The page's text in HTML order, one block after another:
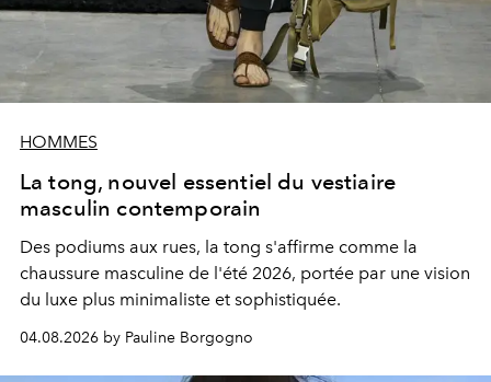
HOMMES
La tong, nouvel essentiel du vestiaire
masculin contemporain
Des podiums aux rues, la tong s'affirme comme la
chaussure masculine de l'été 2026, portée par une vision
du luxe plus minimaliste et sophistiquée.
04.08.2026 by Pauline Borgogno